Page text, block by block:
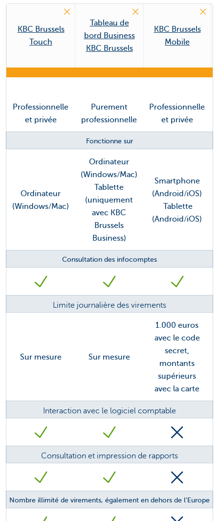
KBC Brussels
Touch
Tableau de
bord Business
KBC Brussels
KBC Brussels
Mobile
Professionnelle
et privée
Purement
professionnelle
Professionnelle
et privée
Ordinateur
(Windows/Mac)
Ordinateur
(Windows/Mac)
Tablette
(uniquement
avec KBC
Brussels
Business)
Smartphone
(Android/iOS)
Tablette
(Android/iOS)
Sur mesure Sur mesure
1.000 euros
avec le code
secret,
montants
supérieurs
avec la carte
Fonctionne sur
Consultation des infocomptes
Limite journalière des virements
Interaction avec le logiciel comptable
Consultation et impression de rapports
Nombre illimité de virements, également en dehors de l'Europe